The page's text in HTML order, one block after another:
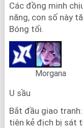
Các đồng minh
năng, con số này
Bóng tối.
Morgana
U sầu
Bắt đầu giao
tiên kẻ địch bị sát